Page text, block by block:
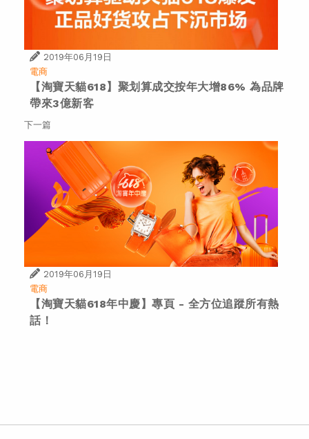
2019年06月19日
電商
【淘寶天貓618】聚划算成交按年大增86% 為品牌
帶來3億新客
下一篇
2019年06月19日
電商
【淘寶天貓618年中慶】專頁 - 全方位追蹤所有熱
話！